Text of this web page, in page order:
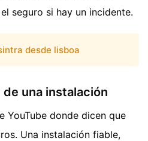
seguro si hay un incidente.
desde lisboa
una instalación
YouTube donde dicen que
Una instalación fiable,